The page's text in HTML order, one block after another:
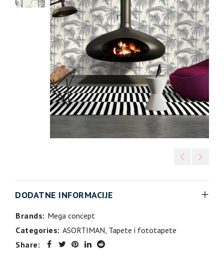
DODATNE INFORMACIJE
Brands: Mega concept
Categories: ASORTIMAN, Tapete i fototapete
Share: